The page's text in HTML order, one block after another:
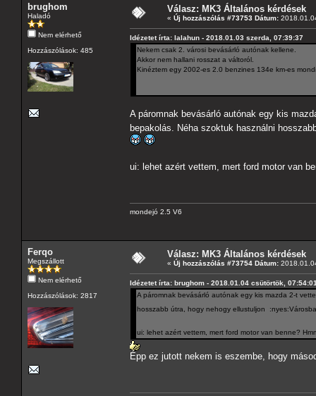
brughom
Haladó
Nem elérhető
Hozzászólások: 485
Válasz: MK3 Általános kérdések
« Új hozzászólás #73753 Dátum:
Idézetet írta: lalahun - 2018.01.03 szerda, 07:39:37
Nekem csak 2. városi bevásárló autónak kellene.
Akkor nem hallani rosszat a váltoról.
Kinéztem egy 2002-es 2.0 benzines 134e km-es
A páromnak bevásárló autónak egy kis
bepakolás. Néha szoktuk használni
ui: lehet azért vettem, mert ford motor van
mondejó 2.5 V6
Ferqo
Megszállott
Nem elérhető
Hozzászólások: 2817
Válasz: MK3 Általános kérdések
« Új hozzászólás #73754 Dátum:
Idézetet írta: brughom - 2018.01.04 csütörtök,
A páromnak bevásárló autónak egy kis mazda 2-t
hosszabb útra, hogy nehogy ellustuljon
ui: lehet azért vettem, mert ford motor van benne?
Épp ez jutott nekem is eszembe, hogy